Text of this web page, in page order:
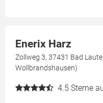
Enerix Harz
Zollweg 3, 37431 Bad
Wollbrandshausen)
4.5 Sterne